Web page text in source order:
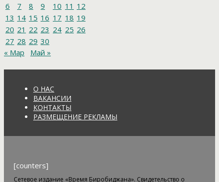
6
7 8 9 10 11 12
13 14 15 16 17 18 19
20 21 22 23 24 25 26
27 28 29 30
« Мар
Май »
О НАС
ВАКАНСИИ
КОНТАКТЫ
РАЗМЕЩЕНИЕ РЕКЛАМЫ
[counters]
Сетевое издание «Время Биробиджана». Свидетельство о